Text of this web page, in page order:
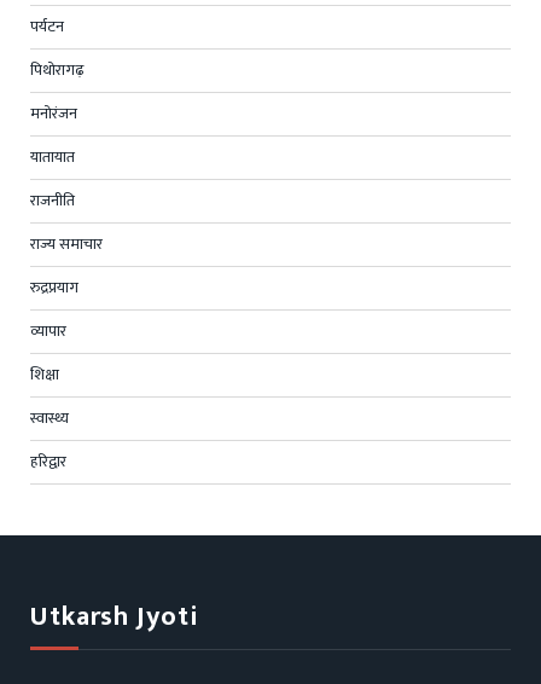
पर्यटन
पिथोरागढ़
मनोरंजन
यातायात
राजनीति
राज्य समाचार
रुद्रप्रयाग
व्यापार
शिक्षा
स्वास्थ्य
हरिद्वार
Utkarsh Jyoti